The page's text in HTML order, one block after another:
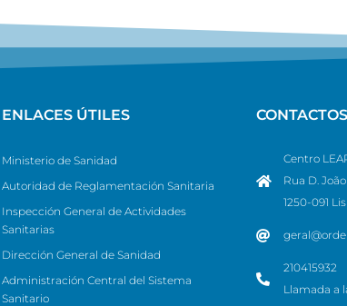
ENLACES ÚTILES
Ministerio de Sanidad
Autoridad de Reglamentación Sanitaria
Inspección General de Actividades
Sanitarias
Dirección General de Sanidad
Administración Central del Sistema
Sanitario
CONTACTOS
Centro
Rua D.
1250-091
210415932
Llamada a